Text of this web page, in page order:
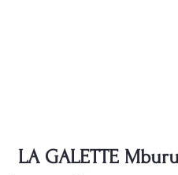
LA GALETTE